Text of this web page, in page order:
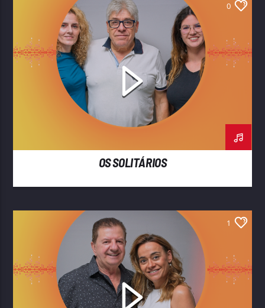
0
OS SOLITÁRIOS
1